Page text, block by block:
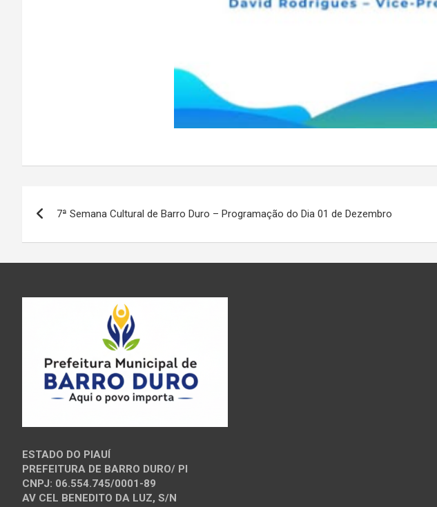
Post
7ª Semana Cultural de Barro Duro – Programação do Dia 01 de Dezembro
ESTADO DO PIAUÍ
PREFEITURA DE BARRO DURO/ PI
CNPJ: 06.554.745/0001-89
AV CEL BENEDITO DA LUZ, S/N